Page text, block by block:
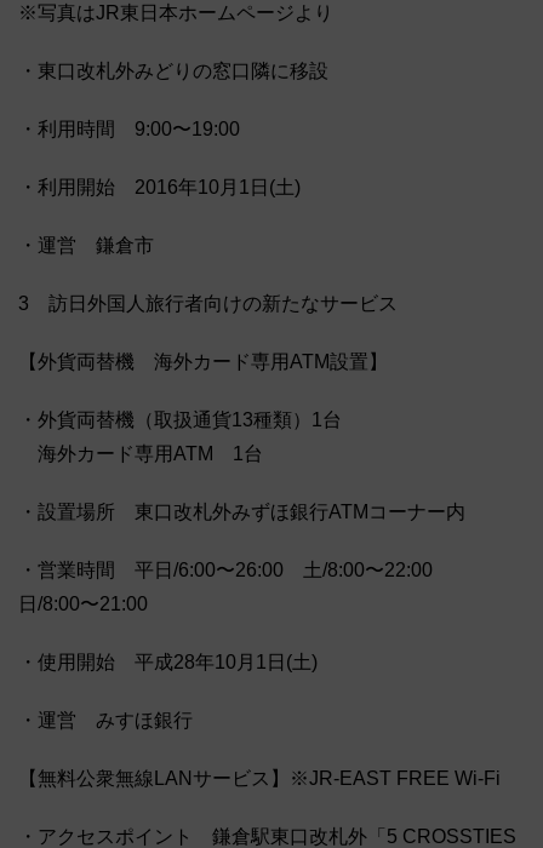
※写真はJR東日本ホームページより
・東口改札外みどりの窓口隣に移設
・利用時間 9:00〜19:00
・利用開始 2016年10月1日(土)
・運営 鎌倉市
3 訪日外国人旅行者向けの新たなサービス
【外貨両替機 海外カード専用ATM設置】
・外貨両替機（取扱通貨13種類）1台
海外カード専用ATM 1台
・設置場所 東口改札外みずほ銀行ATMコーナー内
・営業時間 平日/6:00〜26:00 土/8:00〜22:00
日/8:00〜21:00
・使用開始 平成28年10月1日(土)
・運営 みすほ銀行
【無料公衆無線LANサービス】※JR-EAST FREE Wi-Fi
・アクセスポイント 鎌倉駅東口改札外「5 CROSSTIES